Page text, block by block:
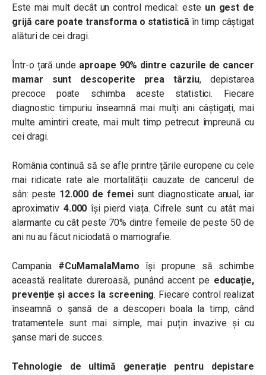
Este mai mult decât un control medical: este un gest de
grijă care poate transforma o statistică în timp câștigat
alături de cei dragi.
Într-o țară unde aproape 90% dintre cazurile de cancer
mamar sunt descoperite prea târziu, depistarea
precoce poate schimba aceste statistici. Fiecare
diagnostic timpuriu înseamnă mai mulți ani câștigați, mai
multe amintiri create, mai mult timp petrecut împreună cu
cei dragi.
România continuă să se afle printre țările europene cu cele
mai ridicate rate ale mortalității cauzate de cancerul de
sân: peste 12.000 de femeisunt diagnosticate anual, iar
aproximativ 4.000 își pierd viața. Cifrele sunt cu atât mai
alarmante cu cât peste 70% dintre femeile de peste 50 de
ani nu au făcut niciodată o mamografie.
Campania #CuMamalaMamo își propune să schimbe
această realitate dureroasă, punând accent peeducație,
prevenție și acces la screening. Fiecare control realizat
înseamnă o șansă de a descoperi boala la timp, când
tratamentele sunt mai simple, mai puțin invazive și cu
șanse mari de succes.
Tehnologie de ultimă generație pentru depistare